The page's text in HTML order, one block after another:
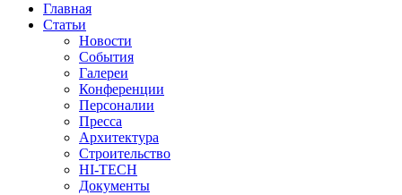
Главная
Статьи
Новости
События
Галереи
Конференции
Персоналии
Пресса
Архитектура
Строительство
HI-TECH
Документы